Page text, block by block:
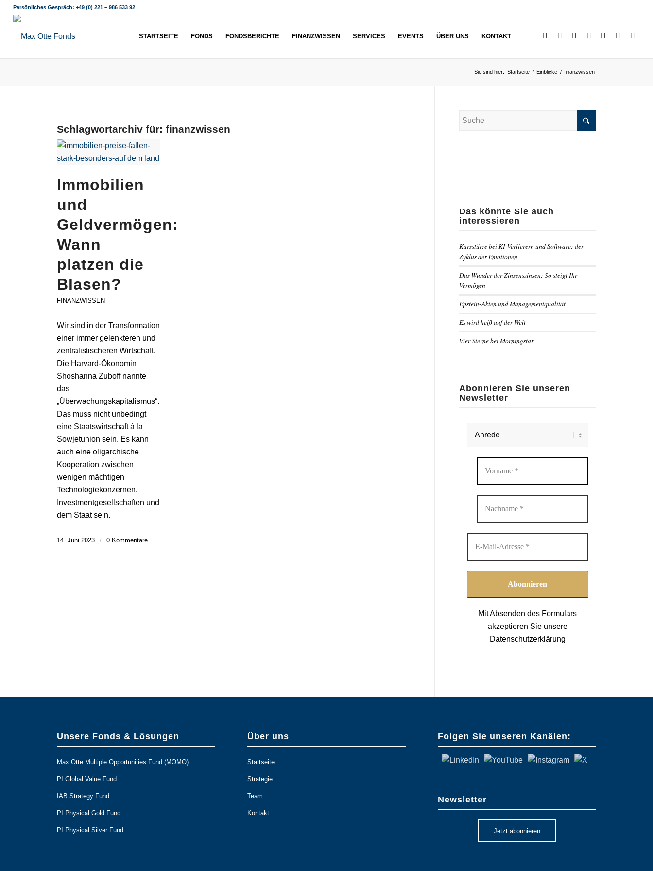
Persönliches Gespräch: +49 (0) 221 – 986 533 92
STARTSEITE FONDS FONDSBERICHTE FINANZWISSEN SERVICES EVENTS ÜBER UNS KONTAKT
Sie sind hier: Startseite / Einblicke / finanzwissen
Schlagwortarchiv für:finanzwissen
Immobilien
und
Geldvermögen:
Wann
platzen die
Blasen?
FINANZWISSEN
Wir sind in der Transformation
einer immer gelenkteren und
zentralistischeren Wirtschaft.
Die Harvard-Ökonomin
Shoshanna Zuboff nannte
das
„Überwachungskapitalismus“.
Das muss nicht unbedingt
eine Staatswirtschaft à la
Sowjetunion sein. Es kann
auch eine oligarchische
Kooperation zwischen
wenigen mächtigen
Technologiekonzernen,
Investmentgesellschaften und
dem Staat sein.
14. Juni 2023 / 0 Kommentare
Das könnte Sie auch
interessieren
Kursstürze bei KI-Verlierern und Software: der
Zyklus der Emotionen
Das Wunder der Zinsenszinsen: So steigt Ihr
Vermögen
Epstein-Akten und Managementqualität
Es wird heiß auf der Welt
Vier Sterne bei Morningstar
Abonnieren Sie unseren
Newsletter
Mit Absenden des Formulars
akzeptieren Sie unsere
Datenschutzerklärung
Unsere Fonds & Lösungen
Max Otte Multiple Opportunities Fund (MOMO)
PI Global Value Fund
IAB Strategy Fund
PI Physical Gold Fund
PI Physical Silver Fund
Über uns
Startseite
Strategie
Team
Kontakt
Folgen Sie unseren Kanälen:
Newsletter
Jetzt abonnieren